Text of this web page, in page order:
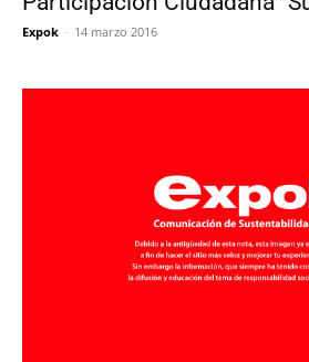
Expok - 14 marzo 2016